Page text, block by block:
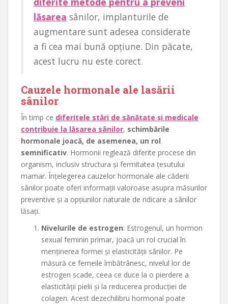
lăsarea sânilor, implanturile de
augmentare sunt adesea considerate
a fi cea mai bună opțiune. Din păcate,
acest lucru nu este corect.
Cauzele hormonale ale lasării
sânilor
În timp ce diferitele stări de sănătate și medicale
contribuie la lăsarea sânilor, schimbările
hormonale joacă, de asemenea, un rol
semnificativ. Hormonii reglează diferite procese din
organism, inclusiv structura și fermitatea țesutului
mamar. Înțelegerea cauzelor hormonale ale căderii
sânilor poate oferi informații valoroase asupra măsurilor
preventive și a opțiunilor naturale de ridicare a sânilor
lăsați.
Nivelurile de estrogen: Estrogenul, un hormon
sexual feminin primar, joacă un rol crucial în
menținerea formei și elasticității sânilor. Pe
măsură ce femeile îmbătrânesc, nivelul lor de
estrogen scade, ceea ce duce la o pierdere a
elasticității pielii și la reducerea producției de
colagen. Acest dezechilibru hormonal poate